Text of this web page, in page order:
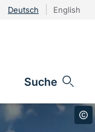
Deutsch English
Suche